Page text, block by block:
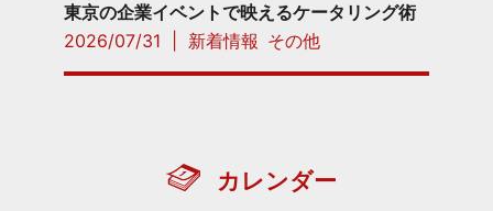
東京の企業イベントで映えるケータリング術
2026/07/31
新着情報 その他
カレンダー